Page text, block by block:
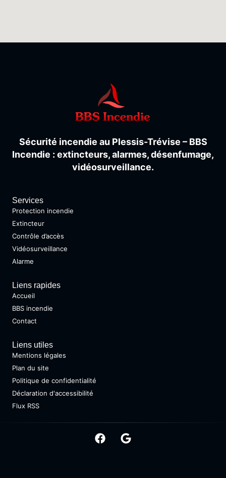
Sécurité incendie au Plessis-Trévise – BBS
Incendie : extincteurs,alarmes,désenfumage,
vidéosurveillance.
Services
Protection incendie
Extincteur
Contrôle d’accès
Vidéosurveillance
Alarme
Liens rapides
Accueil
BBS incendie
Contact
Liens utiles
Mentions légales
Plan du site
Politique de confidentialité
Déclaration d'accessibilité
Flux RSS